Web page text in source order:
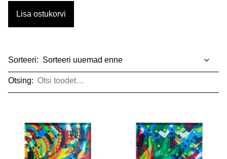
Lisa ostukorvi
Sorteeri:
Otsing: